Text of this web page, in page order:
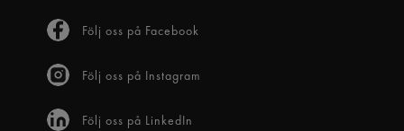
Följ oss på Facebook
Följ oss på Instagram
Följ oss på LinkedIn